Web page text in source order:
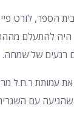
הספר, לורט
היה להתעלם
רגעים של שמחה.
את עמותת ר.ח.ל
עם